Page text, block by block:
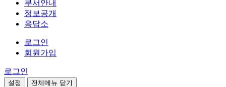
부서안내
정보공개
응답소
로그인
회원가입
로그인
설정 전체메뉴 닫기